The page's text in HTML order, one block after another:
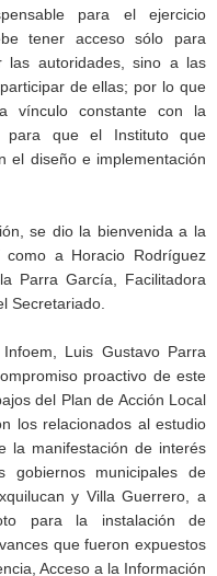
para el ejercicio
tener acceso sólo para
las autoridades, sino a las
de ellas; por lo que
vínculo constante con la
para que el Instituto que
el diseño e implementación
se dio la bienvenida a la
a Horacio Rodríguez
Parra García, Facilitadora
Secretariado.
Luis Gustavo Parra
proactivo de este
del Plan de Acción Local
los relacionados al estudio
la manifestación de interés
gobiernos municipales de
y Villa Guerrero, a
para la instalación de
que fueron expuestos
Acceso a la Información